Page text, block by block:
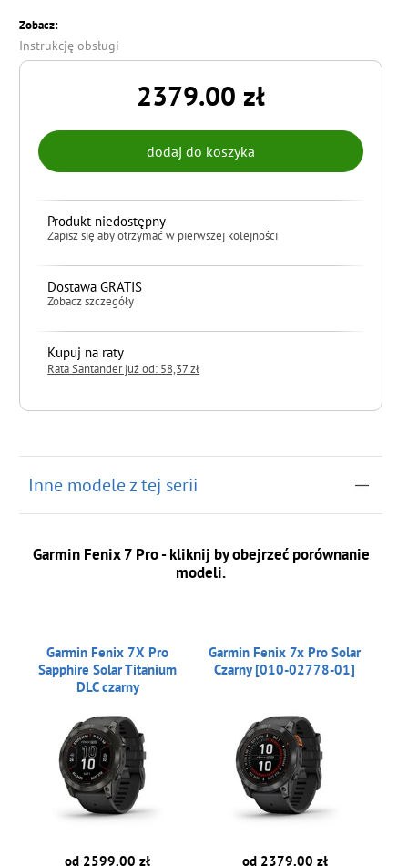
Zobacz:
Instrukcję obsługi
2379.00 zł
Produkt niedostępny
Zapisz się aby otrzymać w pierwszej kolejności
Dostawa GRATIS
Zobacz szczegóły
Kupuj na raty
Rata Santander już od: 58,37 zł
Inne modele z tej serii
Garmin Fenix 7 Pro - kliknij by obejrzeć porównanie
modeli.
Garmin Fenix 7X Pro
Sapphire Solar Titanium
DLC czarny
od 2599.00 zł
Garmin Fenix 7x Pro Solar
Czarny [010-02778-01]
od 2379.00 zł